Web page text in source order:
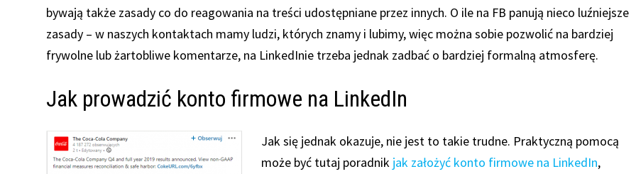
bywają także zasady co do reagowania na treści udostępniane przez innych. O ile na FB panują nieco luźniejsze
zasady – w naszych kontaktach mamy ludzi, których znamy i lubimy, więc można sobie pozwolić na bardziej
frywolne lub żartobliwe komentarze, na LinkedInie trzeba jednak zadbać o bardziej formalną atmosferę.
Jak prowadzić konto firmowe na LinkedIn
Jak się jednak okazuje, nie jest to takie trudne. Praktyczną pomocą
może być tutaj poradnik jak założyć konto firmowe na LinkedIn,